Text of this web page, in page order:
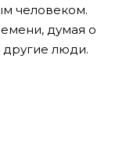
человеком.
думая о
люди.